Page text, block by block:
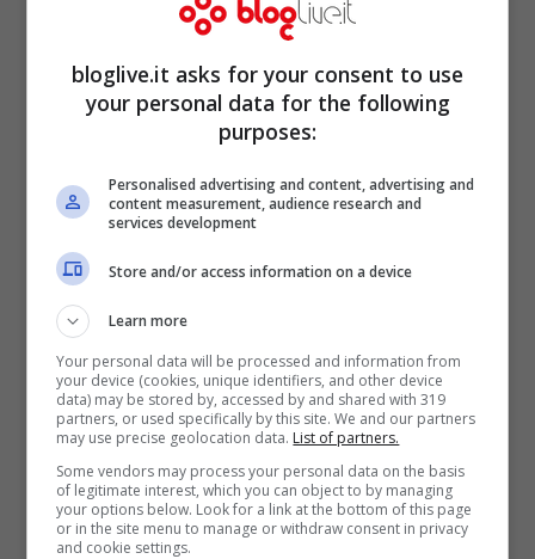
Italia campione d’Europa: a quanto
ammonta il premio per i calciatori
azzurri?
Lug 12, 2021
bloglive.it asks for your consent to use
your personal data for the following
purposes:
Personalised advertising and content, advertising and
content measurement, audience research and
services development
Store and/or access information on a device
Learn more
Your personal data will be processed and information from
your device (cookies, unique identifiers, and other device
data) may be stored by, accessed by and shared with 319
partners, or used specifically by this site. We and our partners
may use precise geolocation data. List of partners.
Some vendors may process your personal data on the basis
of legitimate interest, which you can object to by managing
your options below. Look for a link at the bottom of this page
or in the site menu to manage or withdraw consent in privacy
and cookie settings.